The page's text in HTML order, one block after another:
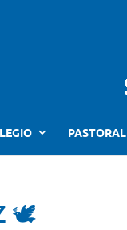
PASTORAL
🕊️